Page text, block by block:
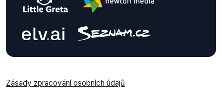
Zásady zpracování osobních údajů